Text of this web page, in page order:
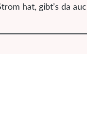
hat, gibt’s da